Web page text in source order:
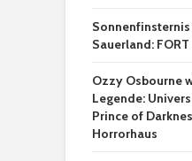
Sauerland:
Ozzy Osbourne
Legende:
Prince of
Horrorhaus